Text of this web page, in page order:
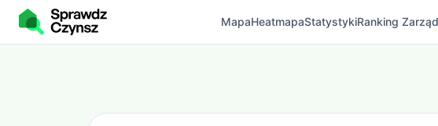
MapaHeatmapaStatystykiRanking
Opłaty administracyjne